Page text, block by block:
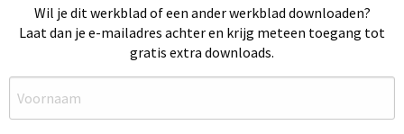
Wil je dit werkblad of een ander werkblad downloaden?
Laat dan je e-mailadres achter en krijg meteen toegang tot
gratis extra downloads.